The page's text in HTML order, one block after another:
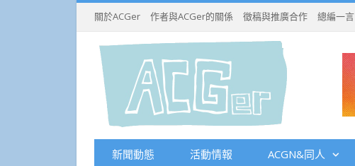
關於ACGer 作者與ACGer的關係 徵稿與推廣合作 總編一言
新聞動態 活動情報 ACGN&同人